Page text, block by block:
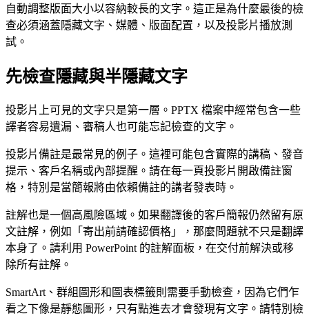
自動調整版面大小以容納較長的文字。這正是為什麼最後的檢
查必須涵蓋隱藏文字、媒體、版面配置，以及投影片播放測
試。
先檢查隱藏與半隱藏文字
投影片上可見的文字只是第一層。PPTX 檔案中經常包含一些
譯者容易遺漏、審稿人也可能忘記檢查的文字。
投影片備註是最常見的例子。這裡可能包含實際的講稿、發音
提示、客戶名稱或內部提醒。請在每一頁投影片開啟備註窗
格，特別是當簡報將由依賴備註的講者發表時。
註解也是一個高風險區域。如果翻譯後的客戶簡報仍然留有原
文註解，例如「寄出前請確認價格」，那麼問題就不只是翻譯
本身了。請利用 PowerPoint 的註解面板，在交付前解決或移
除所有註解。
SmartArt、群組圖形和圖表標籤則需要手動檢查，因為它們乍
看之下像是靜態圖形，只有點進去才會發現有文字。請特別檢